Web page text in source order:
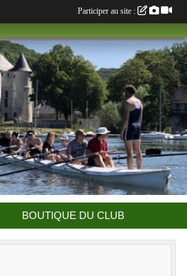
BOUTIQUE DU CLUB
Participer au site :